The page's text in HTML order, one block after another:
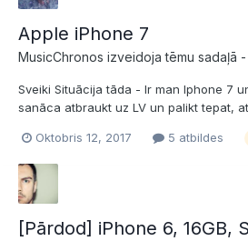
Apple iPhone 7
MusicChronos izveidoja tēmu sadaļā -
Sveiki Situācija tāda - Ir man Iphone 7
sanāca atbraukt uz LV un palikt tepat,
īsāk sakot, vai ir iespēja kautkā
operatora vai atbloķēt kaut kā to
Oktobris 12, 2017 5 atbildes
[Pārdod] iPhone 6, 16GB,